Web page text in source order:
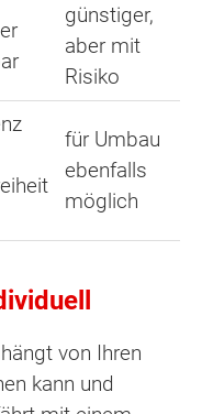
günstiger,
aber mit
Risiko
für Umbau
ebenfalls
möglich
von Ihren
kann und